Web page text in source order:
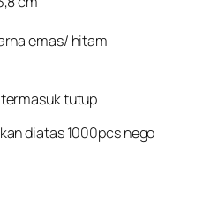
emas/ hitam
tutup
diatas 1000pcs nego